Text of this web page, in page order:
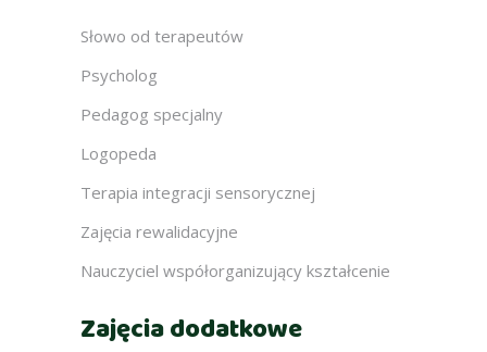
Słowo od terapeutów
Psycholog
Pedagog specjalny
Logopeda
Terapia integracji sensorycznej
Zajęcia rewalidacyjne
Nauczyciel współorganizujący kształcenie
Zajęcia dodatkowe